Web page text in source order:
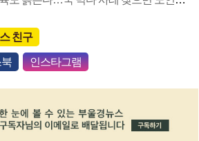
친구
인스타그램